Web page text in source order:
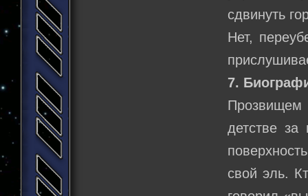
сдвинуть
Нет,
7.
детстве за
свой эль.